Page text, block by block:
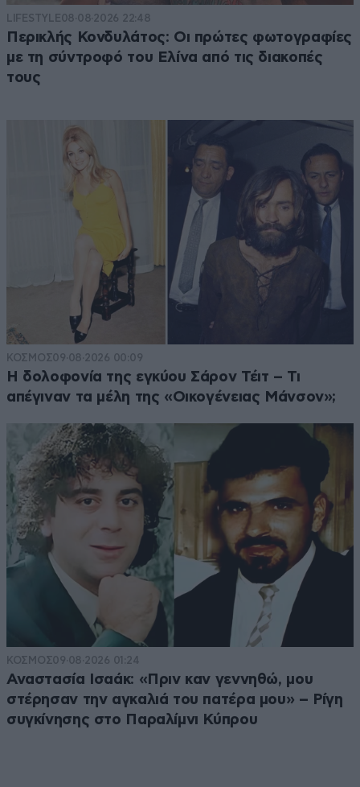
LIFESTYLE08·08·2026 22:48
Περικλής Κονδυλάτος: Οι πρώτες φωτογραφίες
με τη σύντροφό του Ελίνα από τις διακοπές
τους
ΚΟΣΜΟΣ09·08·2026 00:09
Η δολοφονία της εγκύου Σάρον Τέιτ – Τι
απέγιναν τα μέλη της «Οικογένειας Μάνσον»;
ΚΟΣΜΟΣ09·08·2026 01:24
Αναστασία Ισαάκ: «Πριν καν γεννηθώ, μου
στέρησαν την αγκαλιά του πατέρα μου» – Ρίγη
συγκίνησης στο Παραλίμνι Κύπρου